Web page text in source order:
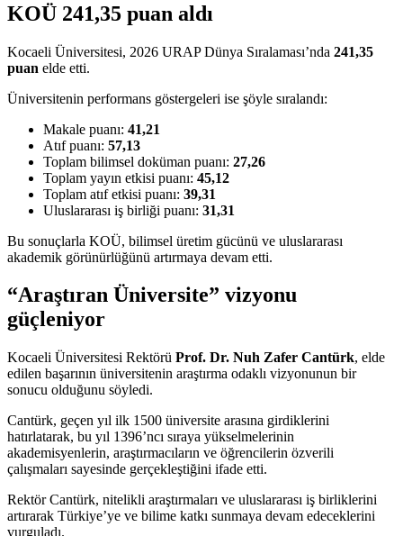
KOÜ 241,35 puan aldı
Kocaeli Üniversitesi, 2026 URAP Dünya Sıralaması’nda 241,35
puan elde etti.
Üniversitenin performans göstergeleri ise şöyle sıralandı:
Makale puanı: 41,21
Atıf puanı: 57,13
Toplam bilimsel doküman puanı: 27,26
Toplam yayın etkisi puanı: 45,12
Toplam atıf etkisi puanı: 39,31
Uluslararası iş birliği puanı: 31,31
Bu sonuçlarla KOÜ, bilimsel üretim gücünü ve uluslararası
akademik görünürlüğünü artırmaya devam etti.
“Araştıran Üniversite” vizyonu
güçleniyor
Kocaeli Üniversitesi Rektörü Prof. Dr. Nuh Zafer Cantürk, elde
edilen başarının üniversitenin araştırma odaklı vizyonunun bir
sonucu olduğunu söyledi.
Cantürk, geçen yıl ilk 1500 üniversite arasına girdiklerini
hatırlatarak, bu yıl 1396’ncı sıraya yükselmelerinin
akademisyenlerin, araştırmacıların ve öğrencilerin özverili
çalışmaları sayesinde gerçekleştiğini ifade etti.
Rektör Cantürk, nitelikli araştırmaları ve uluslararası iş birliklerini
artırarak Türkiye’ye ve bilime katkı sunmaya devam edeceklerini
vurguladı.